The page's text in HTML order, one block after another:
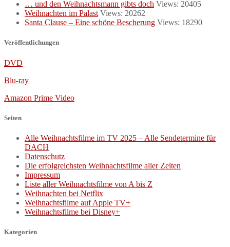
… und den Weihnachtsmann gibts doch Views: 20405
Weihnachten im Palast Views: 20262
Santa Clause – Eine schöne Bescherung Views: 18290
Veröffentlichungen
DVD
Blu-ray
Amazon Prime Video
Seiten
Alle Weihnachtsfilme im TV 2025 – Alle Sendetermine für
DACH
Datenschutz
Die erfolgreichsten Weihnachtsfilme aller Zeiten
Impressum
Liste aller Weihnachtsfilme von A bis Z
Weihnachten bei Netflix
Weihnachtsfilme auf Apple TV+
Weihnachtsfilme bei Disney+
Kategorien